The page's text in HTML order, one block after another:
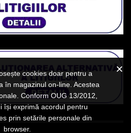
cookies doar pentru a
în magazinul on-line. Acestea
Conform OUG 13/2012,
își exprimă acordul pentru
prin setările personale din
browser.